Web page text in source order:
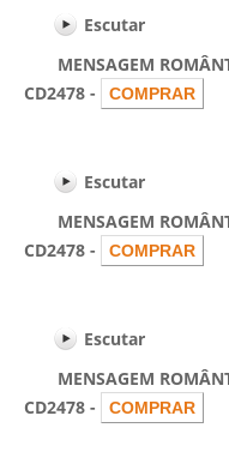
Escutar
MENSAGEM
CD2478 -
Escutar
MENSAGEM
CD2478 -
Escutar
MENSAGEM
CD2478 -